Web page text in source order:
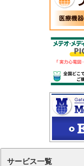
サービス一覧